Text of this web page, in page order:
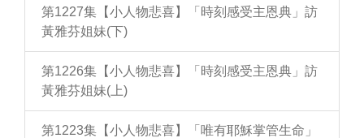
第1227集【小人物悲喜】「時刻感受主恩典」訪
黃雅芬姐妹(下)
第1226集【小人物悲喜】「時刻感受主恩典」訪
黃雅芬姐妹(上)
第1223集【小人物悲喜】「唯有耶穌掌管生命」